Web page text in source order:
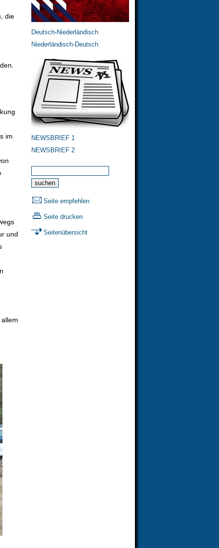
die
im
und
Deutsch-Niederländisch
Niederländisch-Deutsch
NEWSBRIEF 1
NEWSBRIEF 2
Seite empfehlen
Seite drucken
Seitenübersicht